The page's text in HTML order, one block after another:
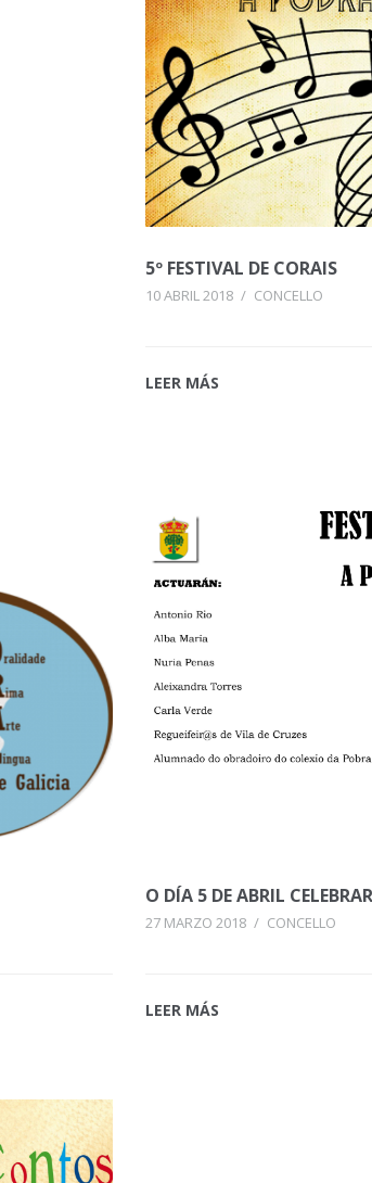
5º FESTIVAL DE CORAIS
10 ABRIL 2018 / CONCELLO
LEER MÁS
O DÍA 5 DE ABRIL
27 MARZO 2018 / CONCELLO
LEER MÁS